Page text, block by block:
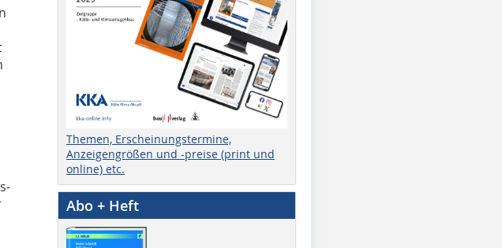
Themen, Erscheinungstermine,
Anzeigengrößen und -preise (print und
online) etc.
Abo + Heft